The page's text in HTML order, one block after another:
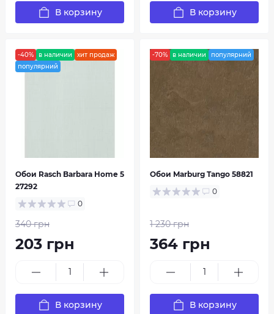
В корзину В корзину
-40% в наличии
хит продаж
популярний
Обои Rasch Barbara Home 5
27292
0
340 грн
203 грн
В корзину
-70% в наличии популярний
Обои Marburg Tango 58821
0
1 230 грн
364 грн
В корзину